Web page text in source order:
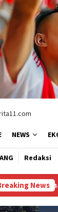
NEWS
Redaksi
News
Rp484 Miliar